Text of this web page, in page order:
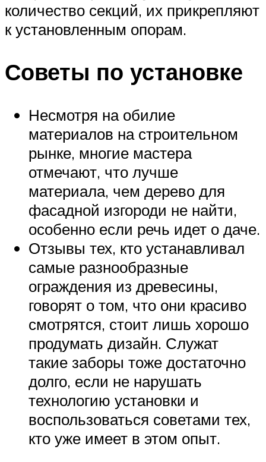
количество секций, их прикрепляют
к установленным опорам.
Советы по установке
Несмотря на обилие
материалов на строительном
рынке, многие мастера
отмечают, что лучше
материала, чем дерево для
фасадной изгороди не найти,
особенно если речь идет о даче.
Отзывы тех, кто устанавливал
самые разнообразные
ограждения из древесины,
говорят о том, что они красиво
смотрятся, стоит лишь хорошо
продумать дизайн. Служат
такие заборы тоже достаточно
долго, если не нарушать
технологию установки и
воспользоваться советами тех,
кто уже имеет в этом опыт.